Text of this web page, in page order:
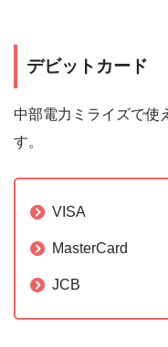
デビットカード
中部電力ミライズで使
す。
VISA
MasterCard
JCB